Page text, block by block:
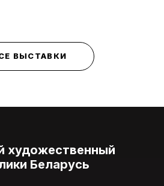
ВЫСТАВКИ
художественный
Беларусь